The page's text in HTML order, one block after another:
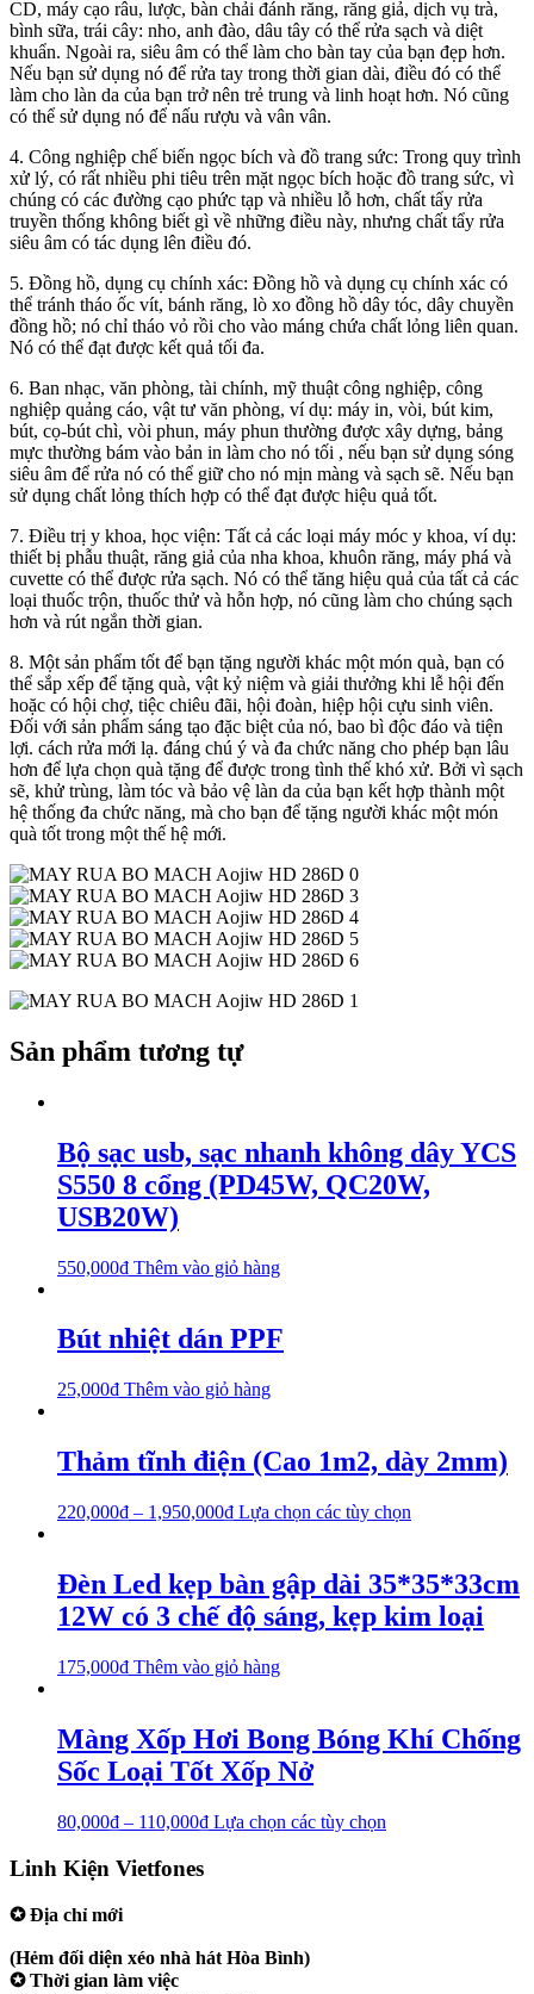
CD, máy cạo râu, lược, bàn chải đánh răng, răng giả, dịch vụ trà,
bình sữa, trái cây: nho, anh đào, dâu tây có thể rửa sạch và diệt
khuẩn. Ngoài ra, siêu âm có thể làm cho bàn tay của bạn đẹp hơn.
Nếu bạn sử dụng nó để rửa tay trong thời gian dài, điều đó có thể
làm cho làn da của bạn trở nên trẻ trung và linh hoạt hơn. Nó cũng
có thể sử dụng nó để nấu rượu và vân vân.
4. Công nghiệp chế biến ngọc bích và đồ trang sức: Trong quy trình
xử lý, có rất nhiều phi tiêu trên mặt ngọc bích hoặc đồ trang sức, vì
chúng có các đường cạo phức tạp và nhiều lỗ hơn, chất tẩy rửa
truyền thống không biết gì về những điều này, nhưng chất tẩy rửa
siêu âm có tác dụng lên điều đó.
5. Đồng hồ, dụng cụ chính xác: Đồng hồ và dụng cụ chính xác có
thể tránh tháo ốc vít, bánh răng, lò xo đồng hồ dây tóc, dây chuyền
đồng hồ; nó chỉ tháo vỏ rồi cho vào máng chứa chất lỏng liên quan.
Nó có thể đạt được kết quả tối đa.
6. Ban nhạc, văn phòng, tài chính, mỹ thuật công nghiệp, công
nghiệp quảng cáo, vật tư văn phòng, ví dụ: máy in, vòi, bút kim,
bút, cọ-bút chì, vòi phun, máy phun thường được xây dựng, bảng
mực thường bám vào bản in làm cho nó tối , nếu bạn sử dụng sóng
siêu âm để rửa nó có thể giữ cho nó mịn màng và sạch sẽ. Nếu bạn
sử dụng chất lỏng thích hợp có thể đạt được hiệu quả tốt.
7. Điều trị y khoa, học viện: Tất cả các loại máy móc y khoa, ví dụ:
thiết bị phẫu thuật, răng giả của nha khoa, khuôn răng, máy phá và
cuvette có thể được rửa sạch. Nó có thể tăng hiệu quả của tất cả các
loại thuốc trộn, thuốc thử và hỗn hợp, nó cũng làm cho chúng sạch
hơn và rút ngắn thời gian.
8. Một sản phẩm tốt để bạn tặng người khác một món quà, bạn có
thể sắp xếp để tặng quà, vật kỷ niệm và giải thưởng khi lễ hội đến
hoặc có hội chợ, tiệc chiêu đãi, hội đoàn, hiệp hội cựu sinh viên.
Đối với sản phẩm sáng tạo đặc biệt của nó, bao bì độc đáo và tiện
lợi. cách rửa mới lạ. đáng chú ý và đa chức năng cho phép bạn lâu
hơn để lựa chọn quà tặng để được trong tình thế khó xử. Bởi vì sạch
sẽ, khử trùng, làm tóc và bảo vệ làn da của bạn kết hợp thành một
hệ thống đa chức năng, mà cho bạn để tặng người khác một món
quà tốt trong một thế hệ mới.
Sản phẩm tương tự
Bộ sạc usb, sạc nhanh không dây YCS
S550 8 cổng (PD45W, QC20W,
USB20W)
550,000₫ Thêm vào giỏ hàng
Bút nhiệt dán PPF
25,000₫ Thêm vào giỏ hàng
Thảm tĩnh điện (Cao 1m2, dày 2mm)
220,000₫ – 1,950,000₫ Lựa chọn các tùy chọn
Đèn Led kẹp bàn gập dài 35*35*33cm
12W có 3 chế độ sáng, kẹp kim loại
175,000₫ Thêm vào giỏ hàng
Màng Xốp Hơi Bong Bóng Khí Chống
Sốc Loại Tốt Xốp Nở
80,000₫ – 110,000₫ Lựa chọn các tùy chọn
Linh Kiện Vietfones
✪ Địa chỉ mới
(Hẻm đối diện xéo nhà hát Hòa Bình)
✪ Thời gian làm việc